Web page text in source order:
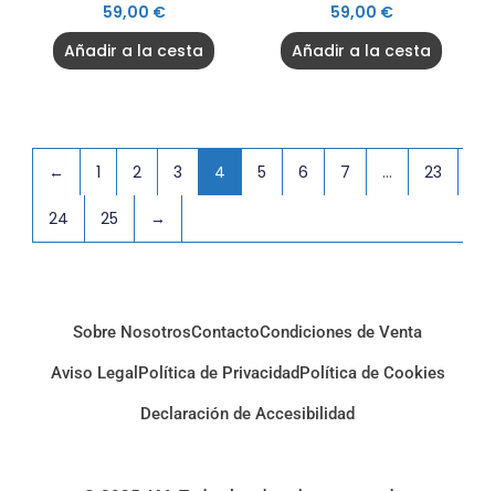
59,00 €
Añadir a la cesta
59,00 €
Añadir a la cesta
← 1 2 3 4 5 6 7 … 23
24 25 →
Sobre NosotrosContactoCondiciones de Venta
Aviso Legal Política de PrivacidadPolítica de Cookies
Declaración de Accesibilidad